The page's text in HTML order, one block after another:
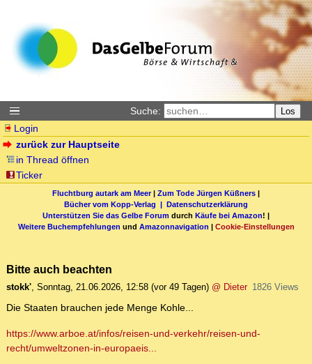
Suche: Los
Login
zurück zur Hauptseite
in Thread öffnen
Ticker
Fluchtburg autark am Meer| Zum Tode Jürgen Küßners |
Bücher vom Kopp-Verlag | Datenschutzerklärung
Unterstützen Sie das Gelbe Forum durch Käufe bei Amazon! |
Weitere Buchempfehlungen und Amazonnavigation | Cookie-Einstellungen
Bitte auch beachten
stokk', Sonntag, 21.06.2026, 12:58 (vor 49 Tagen) @ Dieter 1826 Views
Die Staaten brauchen jede Menge Kohle...
https://www.arboe.at/infos/reisen-und-verkehr/reisen-und-
recht/umweltzonen-in-europaeis...